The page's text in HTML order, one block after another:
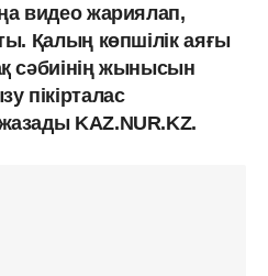
видео жариялап,
Қалың көпшілік аяғы
сәбиінің жынысын
пікірталас
KAZ.NUR.KZ.